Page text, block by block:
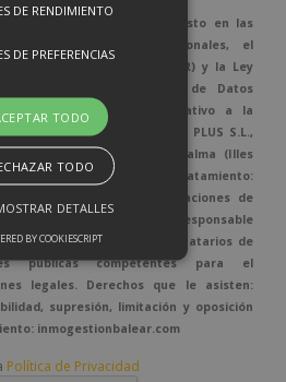
De conformidad con lo dispuesto en las
de datos personales, el
de 27 de abril de 2016 (GDPR) y la Ley
diciembre de Protección de Datos
los derechos digitales relativo a la
Responsable: BALEAR PLUS S.L.,
57, bajos, - 07010 Palma (Illes
Fines del tratamiento:
y envío de comunicaciones de
Obligación legal del Responsable
cuando proceda. Destinatarios de
públicas competentes para el
legales. Derechos que le asisten:
supresión, limitación y oposición
inmogestionbalear.com
Política de Privacidad
DE RENDIMIENTO
DE PREFERENCIAS
TODO
TODO
DETALLES
BY COOKIESCRIPT